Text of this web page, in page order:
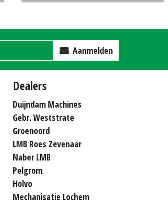
Aanmelden
Dealers
Duijndam Machines
Gebr. Weststrate
Groenoord
LMB Roes Zevenaar
Naber LMB
Pelgrom
Holvo
Mechanisatie Lochem